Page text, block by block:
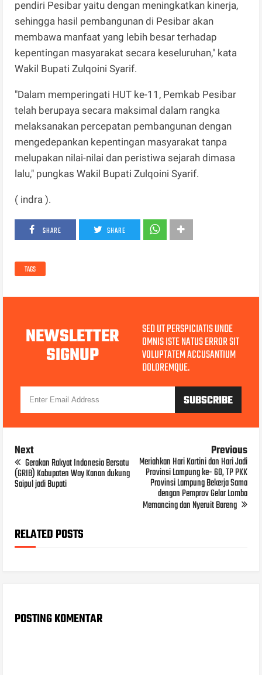
pendiri Pesibar yaitu dengan meningkatkan kinerja,
sehingga hasil pembangunan di Pesibar akan
membawa manfaat yang lebih besar terhadap
kepentingan masyarakat secara keseluruhan," kata
Wakil Bupati Zulqoini Syarif.
"Dalam memperingati HUT ke-11, Pemkab Pesibar
telah berupaya secara maksimal dalam rangka
melaksanakan percepatan pembangunan dengan
mengedepankan kepentingan masyarakat tanpa
melupakan nilai-nilai dan peristiwa sejarah dimasa
lalu," pungkas Wakil Bupati Zulqoini Syarif.
( indra ).
SHARE SHARE
TAGS
NEWSLETTER
SIGNUP
SED UT PERSPICIATIS UNDE
OMNIS ISTE NATUS ERROR SIT
VOLUPTATEM ACCUSANTIUM
DOLOREMQUE.
Next
Gerakan Rakyat Indonesia Bersatu
(GRIB) Kabupaten Way Kanan dukung
Saipul jadi Bupati
Previous
Meriahkan Hari Kartini dan Hari Jadi
Provinsi Lampung ke- 60, TP PKK
Provinsi Lampung Bekerja Sama
dengan Pemprov Gelar Lomba
Memancing dan Nyeruit Bareng
RELATED POSTS
POSTING KOMENTAR